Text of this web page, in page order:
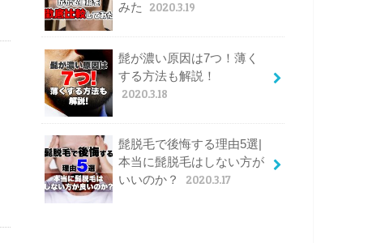
みた
2020.3.19
髭が濃い原因は7つ！薄く
する方法も解説！
2020.3.18
髭脱毛で後悔する理由5選|
本当に髭脱毛はしない方が
いいのか？
2020.3.17